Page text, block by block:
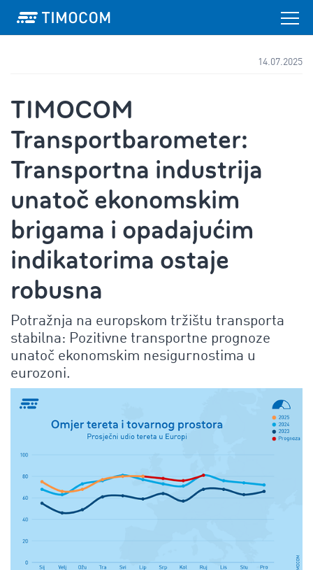
14.07.2025
TIMOCOM
Transportbarometer:
Transportna industrija
unatoč ekonomskim
brigama i opadajućim
indikatorima ostaje
robusna
Potražnja na europskom tržištu transporta
stabilna: Pozitivne transportne prognoze
unatoč ekonomskim nesigurnostima u
eurozoni.